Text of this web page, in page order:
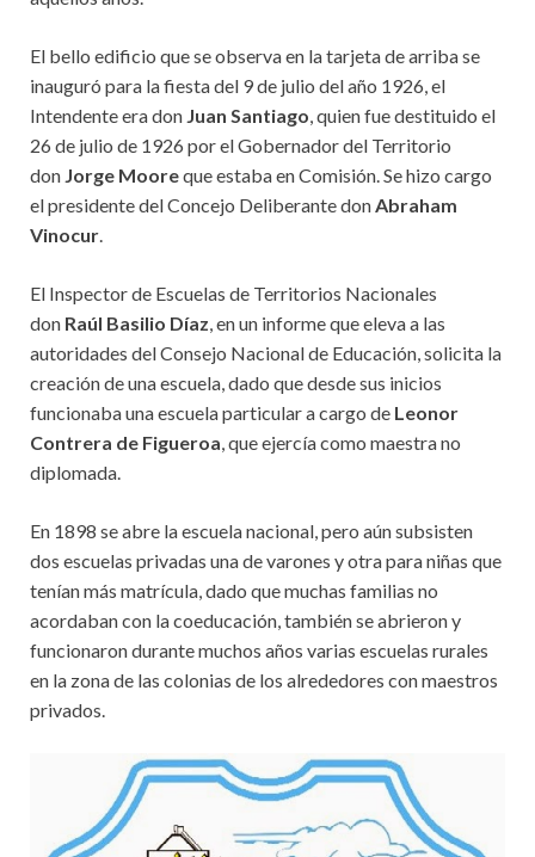
El bello edificio que se observa en la tarjeta de arriba se
inauguró para la fiesta del 9 de julio del año 1926, el
Intendente era don Juan Santiago, quien fue destituido el
26 de julio de 1926 por el Gobernador del Territorio
don Jorge Mooreque estaba en Comisión. Se hizo cargo
el presidente del Concejo Deliberante donAbraham
Vinocur.
El Inspector de Escuelas de Territorios Nacionales
don Raúl Basilio Díaz, en un informe que eleva a las
autoridades del Consejo Nacional de Educación, solicita la
creación de una escuela, dado que desde sus inicios
funcionaba una escuela particular a cargo de Leonor
Contrera de Figueroa, que ejercía como maestra no
diplomada.
En 1898 se abre la escuela nacional, pero aún subsisten
dos escuelas privadas una de varones y otra para niñas que
tenían más matrícula, dado que muchas familias no
acordaban con la coeducación, también se abrieron y
funcionaron durante muchos años varias escuelas rurales
en la zona de las colonias de los alrededores con maestros
privados.